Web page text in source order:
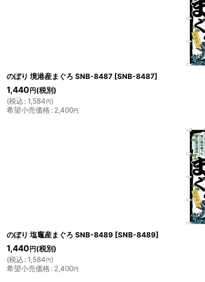
のぼり 境港産まぐろ SNB-8487 [SNB-8487]
1,440 円 (税別)
(税込 : 1,584円)
希望小売価格: 2,400円
のぼり 塩竈産まぐろ SNB-8489 [SNB-8489]
1,440 円 (税別)
(税込 : 1,584円)
希望小売価格: 2,400円